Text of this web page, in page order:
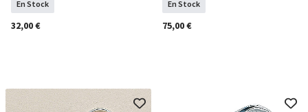
En Stock
32,00 €
En Stock
75,00 €